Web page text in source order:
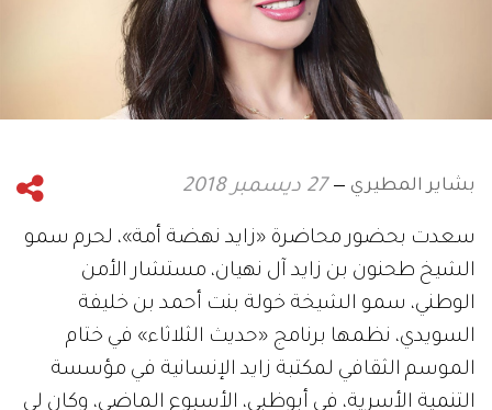
بشاير المطيري 27 ديسمبر 2018
سعدت بحضور محاضرة «زايد نهضة أمة»، لحرم سمو
الشيخ طحنون بن زايد آل نهيان، مستشار الأمن
الوطني، سمو الشيخة خولة بنت أحمد بن خليفة
السويدي، نظمها برنامج «حديث الثلاثاء» في ختام
الموسم الثقافي لمكتبة زايد الإنسانية في مؤسسة
التنمية الأسرية، في أبوظبي، الأسبوع الماضي، وكان لي